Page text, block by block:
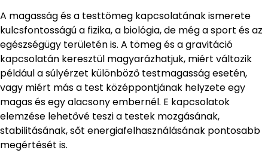
A magasság és a testtömeg kapcsolatának ismerete
kulcsfontosságú a fizika, a biológia, de még a sport és az
egészségügy területén is. A tömeg és a gravitáció
kapcsolatán keresztül magyarázhatjuk, miért változik
például a súlyérzet különböző testmagasság esetén,
vagy miért más a test középpontjának helyzete egy
magas és egy alacsony embernél. E kapcsolatok
elemzése lehetővé teszi a testek mozgásának,
stabilitásának, sőt energiafelhasználásának pontosabb
megértését is.